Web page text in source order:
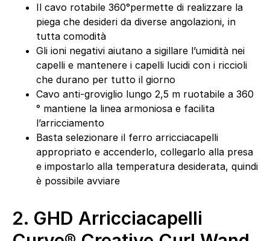
Il cavo rotabile 360°permette di realizzare la
piega che desideri da diverse angolazioni, in
tutta comodità
Gli ioni negativi aiutano a sigillare l’umidità nei
capelli e mantenere i capelli lucidi con i riccioli
che durano per tutto il giorno
Cavo anti-groviglio lungo 2,5 m ruotabile a 360
° mantiene la linea armoniosa e facilita
l’arricciamento
Basta selezionare il ferro arricciacapelli
appropriato e accenderlo, collegarlo alla presa
e impostarlo alla temperatura desiderata, quindi
è possibile avviare
2. GHD Arricciacapelli